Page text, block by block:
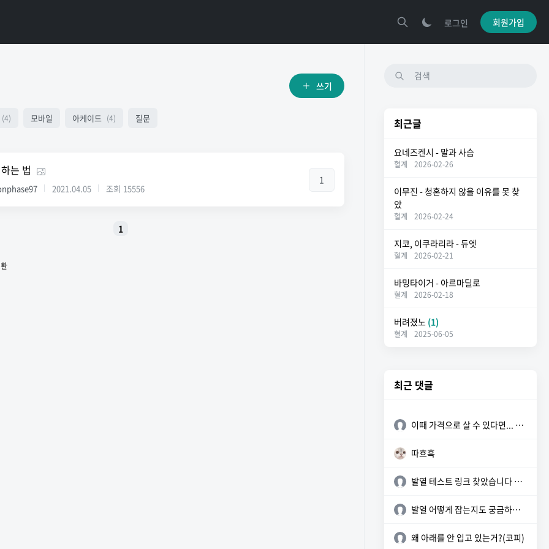
로그인 회원가입
쓰기
(4) 모바일 아케이드 (4) 질문
는 법
2021.04.05 조회 15556
1
1
최근글
요네즈켄시 - 말과 사슴
혈계 2026-02-26
이무진 - 청혼하지 않을 이유를 못 찾
았
혈계 2026-02-24
지코, 이쿠라리라 - 듀엣
혈계 2026-02-21
바밍타이거 - 아르마딜로
혈계 2026-02-18
버려졌노 (1)
혈계 2025-06-05
최근 댓글
이때 가격으로 살 수 있다면... 참 좋을텐데
따흐흑
발열 테스트 링크 찾았습니다 참고하세요 https://sunyzero.tistory.c...
발열 어떻게 잡는지도 궁금하네요
왜 아래를 안 입고 있는거?(코피)